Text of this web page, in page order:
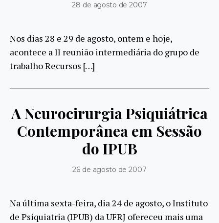
28 de agosto de 2007
Nos dias 28 e 29 de agosto, ontem e hoje,
acontece a II reunião intermediária do grupo de
trabalho Recursos […]
A Neurocirurgia Psiquiátrica
Contemporânea em Sessão
do IPUB
26 de agosto de 2007
Na última sexta-feira, dia 24 de agosto, o Instituto
de Psiquiatria (IPUB) da UFRJ ofereceu mais uma